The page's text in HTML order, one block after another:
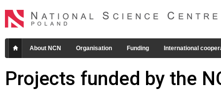
About NCN Organisation Funding International
Projects funded by the